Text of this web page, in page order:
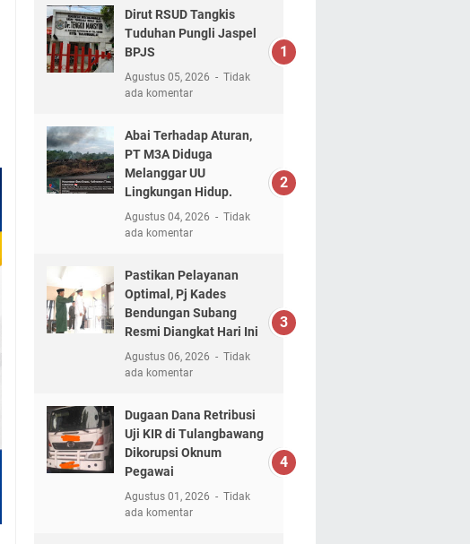
Dirut RSUD Tangkis
Tuduhan Pungli Jaspel
BPJS
Agustus 05, 2026
Tidak
ada komentar
Abai Terhadap Aturan,
PT M3A Diduga
Melanggar UU
Lingkungan Hidup.
Agustus 04, 2026
Tidak
ada komentar
Pastikan Pelayanan
Optimal, Pj Kades
Bendungan Subang
Resmi Diangkat Hari Ini
Agustus 06, 2026
Tidak
ada komentar
Dugaan Dana Retribusi
Uji KIR di Tulangbawang
Dikorupsi Oknum
Pegawai
Agustus 01, 2026
Tidak
ada komentar